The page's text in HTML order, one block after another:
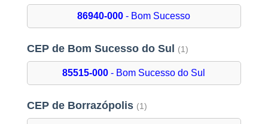
86940-000 - Bom Sucesso
CEP de Bom Sucesso do Sul (1)
85515-000 - Bom Sucesso do Sul
CEP de Borrazópolis (1)